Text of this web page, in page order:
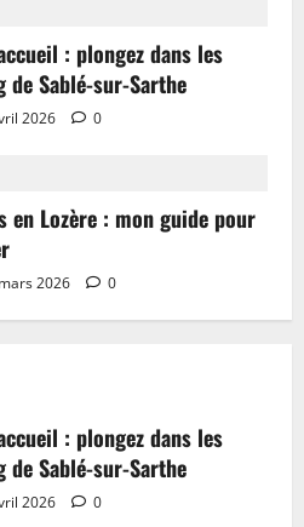
: plongez dans les
de Sablé-sur-Sarthe
2026 0
en Lozère : mon guide pour
2026 0
: plongez dans les
de Sablé-sur-Sarthe
2026 0